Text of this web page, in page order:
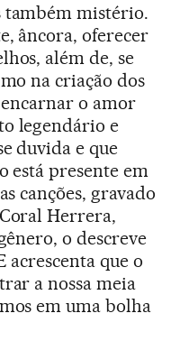
também mistério.
âncora, oferecer
além de, se
na criação dos
o amor
legendário e
duvida e que
está presente em
canções, gravado
Herrera,
o descreve
acrescenta que o
a nossa meia
em uma bolha